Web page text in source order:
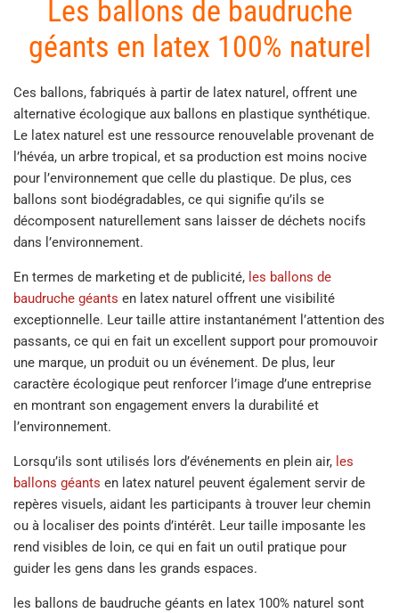
Les
peuvent
choisies
sur
la
page
du
produit
options
peuvent
être
sur
la
page
du
produit
Les ballons de baudruche
géants en latex 100% naturel
Ces ballons, fabriqués à partir de latex naturel, offrent une
alternative écologique aux ballons en plastique synthétique.
Le latex naturel est une ressource renouvelable provenant de
l’hévéa, un arbre tropical, et sa production est moins nocive
pour l’environnement que celle du plastique. De plus, ces
ballons sont biodégradables, ce qui signifie qu’ils se
décomposent naturellement sans laisser de déchets nocifs
dans l’environnement.
En termes de marketing et de publicité, les ballons de
baudruche géants en latex naturel offrent une visibilité
exceptionnelle. Leur taille attire instantanément l’attention des
passants, ce qui en fait un excellent support pour promouvoir
une marque, un produit ou un événement. De plus, leur
caractère écologique peut renforcer l’image d’une entreprise
en montrant son engagement envers la durabilité et
l’environnement.
Lorsqu’ils sont utilisés lors d’événements en plein air, les
ballons géants en latex naturel peuvent également servir de
repères visuels, aidant les participants à trouver leur chemin
ou à localiser des points d’intérêt. Leur taille imposante les
rend visibles de loin, ce qui en fait un outil pratique pour
guider les gens dans les grands espaces.
les ballons de baudruche géants en latex 100% naturel sont